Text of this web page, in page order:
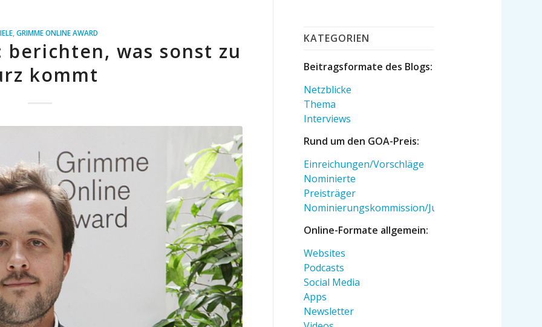
, GRIMME ONLINE AWARD
berichten, was sonst zu
kommt
KATEGORIEN
Beitragsformate des Blogs:
Netzblicke
Thema
Interviews
Rund um den GOA-Preis:
Einreichungen/Vorschläge
Nominierte
Preisträger
Nominierungskommission/Jury
Online-Formate allgemein:
Websites
Podcasts
Social Media
Apps
Newsletter